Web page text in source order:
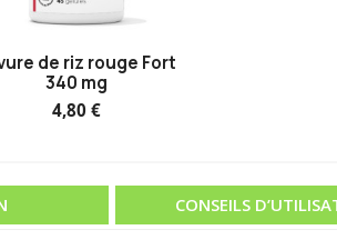
de riz rouge Fort
340 mg
4,80 €
CONSEILS